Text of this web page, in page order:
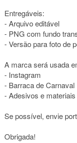
Entregáveis:
- Arquivo editável
- PNG com fundo
- Versão para foto de
A marca será usada
- Instagram
- Barraca de Carnaval
- Adesivos e
Se possível, envie
Obrigada!